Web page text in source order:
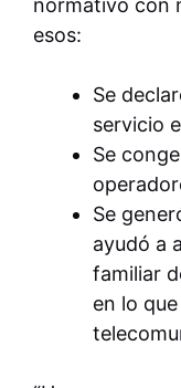
normativo con
esos:
Se
servicio
Se
Se
ayudó a
familiar
en lo